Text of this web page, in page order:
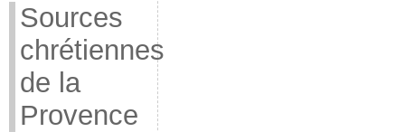
Sources
chrétiennes
de la
Provence